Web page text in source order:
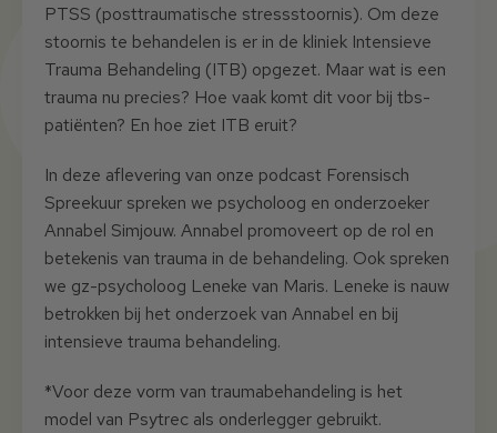
PTSS (posttraumatische stressstoornis). Om deze
stoornis te behandelen is er in de kliniek Intensieve
Trauma Behandeling (ITB) opgezet. Maar wat is een
trauma nu precies? Hoe vaak komt dit voor bij tbs-
patiënten? En hoe ziet ITB eruit?
In deze aflevering van onze podcast Forensisch
Spreekuur spreken we psycholoog en onderzoeker
Annabel Simjouw. Annabel promoveert op de rol en
betekenis van trauma in de behandeling. Ook spreken
we gz-psycholoog Leneke van Maris. Leneke is nauw
betrokken bij het onderzoek van Annabel en bij
intensieve trauma behandeling.
*Voor deze vorm van traumabehandeling is het
model van Psytrec als onderlegger gebruikt.